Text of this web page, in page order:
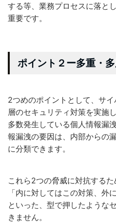
する等、業務プロセスに落と
重要です。
ポイント２ー多重・
2つめのポイントとして、サ
層のセキュリティ対策を実施し
多数発生している個人情報漏
報漏洩の要因は、内部からの
に分類できます。
これら2つの脅威に対抗するた
「内に対してはこの対策、外
といった、型で押したような
きません。